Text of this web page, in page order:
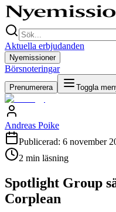
Aktuella erbjudanden
Nyemissioner
Börsnoteringar
Prenumerera Toggla
Andreas Poike
Publicerad: 6 november
2 min läsning
Spotlight Group
Corplean